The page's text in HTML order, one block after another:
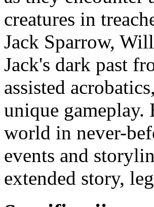
creatures in
Jack Sparrow,
Jack's dark past
assisted
unique gameplay.
world in never-
events and
extended story,